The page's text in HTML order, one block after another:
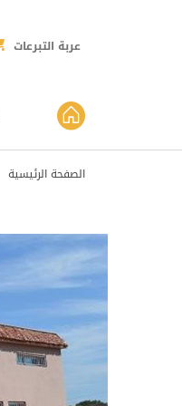
عربة التبرعات
الصفحة الرئيسية